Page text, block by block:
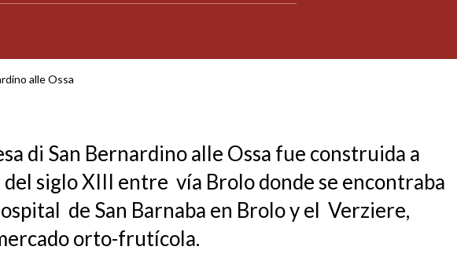
alle Ossa
di San Bernardino alle Ossa fue construida a
siglo XIII entre vía Brolo donde se encontraba
de San Barnaba en Brolo y el Verziere,
orto-frutícola.